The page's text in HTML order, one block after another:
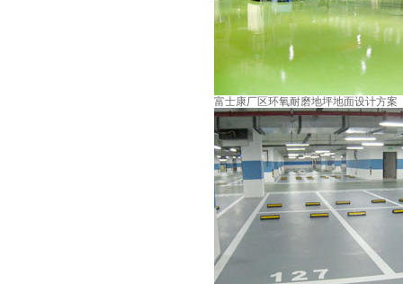
富士康厂区环氧耐磨地坪地面设计方案